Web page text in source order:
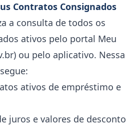
Contratos Consignados
a consulta de todos os
ativos pelo portal Meu
ou pelo aplicativo. Nessa
ativos de empréstimo e
juros e valores de desconto